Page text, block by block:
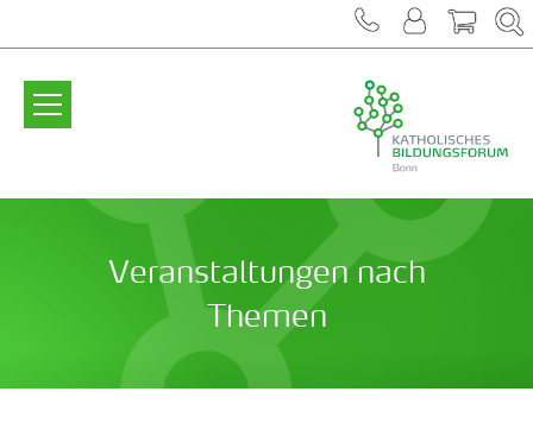
Veranstaltungen nach
Themen